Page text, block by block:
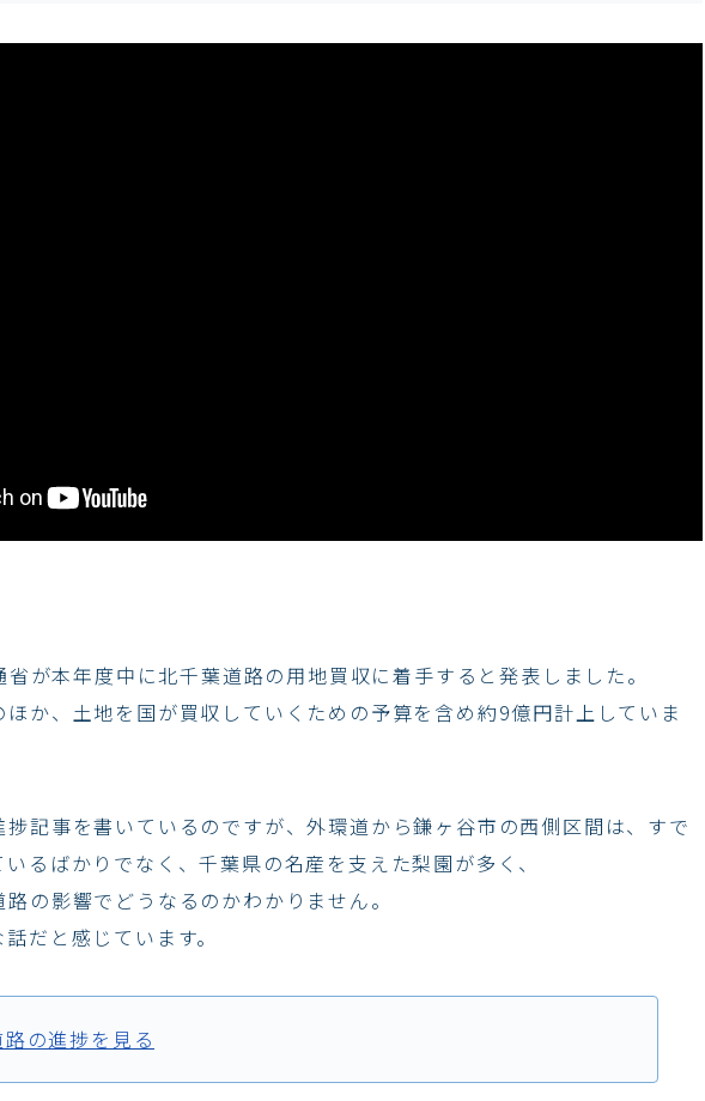
が本年度中に北千葉道路の用地買収に着手すると発表しました。
か、土地を国が買収していくための予算を含め約9億円計上していま
記事を書いているのですが、外環道から鎌ヶ谷市の西側区間は、すで
るばかりでなく、千葉県の名産を支えた梨園が多く、
の影響でどうなるのかわかりません。
だと感じています。
の進捗を見る